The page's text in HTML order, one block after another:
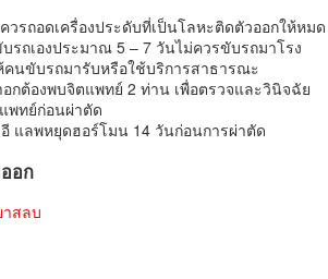
วรถอดเครื่องประดับที่เป็นโลหะติดตัวออกให้หมด
รถเองประมาณ 5 – 7 วันไม่ควรขับรถมาโรง
นขับรถมารับหรือใช้บริการสาธารณะ
กต้องพบจิตแพทย์ 2 ท่าน เพื่อตรวจและวินิจฉัย
พทย์ก่อนผ่าตัด
แลพหยุดฮอร์โมน 14 วันก่อนการผ่าตัด
อก
สลบ